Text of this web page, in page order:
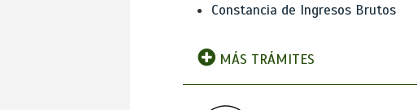
Constancia de Ingresos Brutos
MÁS TRÁMITES